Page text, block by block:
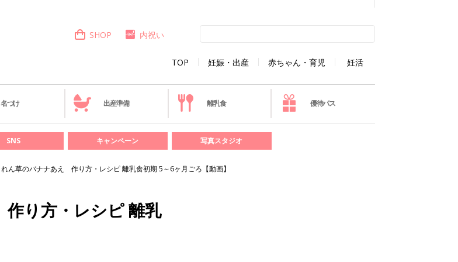
TOP 妊娠・出産 赤ちゃん・育児 妊活
SHOP 内祝い
名づけ 出産準備 離乳食 優待パス
SNS キャンペーン 写真スタジオ
ん草のバナナあえ 作り方・レシピ 離乳食初期 5～6ヶ月ごろ【動画】
り方・レシピ 離乳